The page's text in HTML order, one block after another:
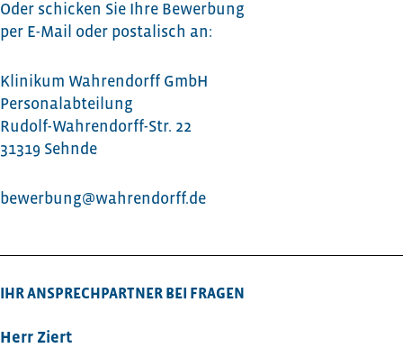
Oder schicken Sie Ihre Bewerbung
per E-Mail oder postalisch an:
Klinikum Wahrendorff GmbH
Personalabteilung
Rudolf-Wahrendorff-Str. 22
31319 Sehnde
bewerbung@wahrendorff.de
IHR ANSPRECHPARTNER BEI FRAGEN
Herr Ziert